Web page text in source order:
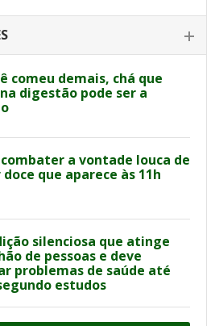
comeu demais, chá que
digestão pode ser a
a vontade louca de
que aparece às 11h
silenciosa que atinge
de pessoas e deve
problemas de saúde até
estudos